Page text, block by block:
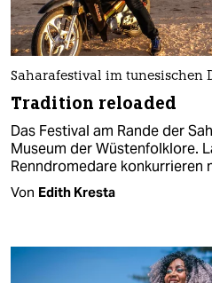
Saharafestival im tunesischen
Tradition reloaded
Das Festival am Rande der
Museum der Wüstenfolklore.
Renndromedare konkurrieren
Von Edith Kresta